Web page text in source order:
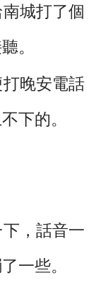
城打了個
。
晚安電話
下的。
，話音一
一些。